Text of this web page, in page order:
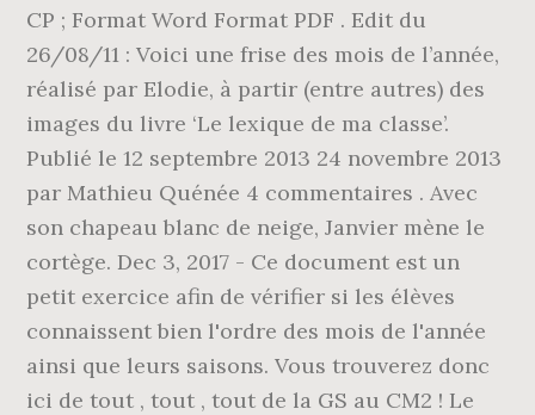
CP ; Format Word Format PDF . Edit du
26/08/11 : Voici une frise des mois de l’année,
réalisé par Elodie, à partir (entre autres) des
images du livre ‘Le lexique de ma classe’.
Publié le 12 septembre 2013 24 novembre 2013
par Mathieu Quénée 4 commentaires . Avec
son chapeau blanc de neige, Janvier mène le
cortège. Dec 3, 2017 - Ce document est un
petit exercice afin de vérifier si les élèves
connaissent bien l'ordre des mois de l'année
ainsi que leurs saisons. Vous trouverez donc
ici de tout , tout , tout de la GS au CM2 ! Le